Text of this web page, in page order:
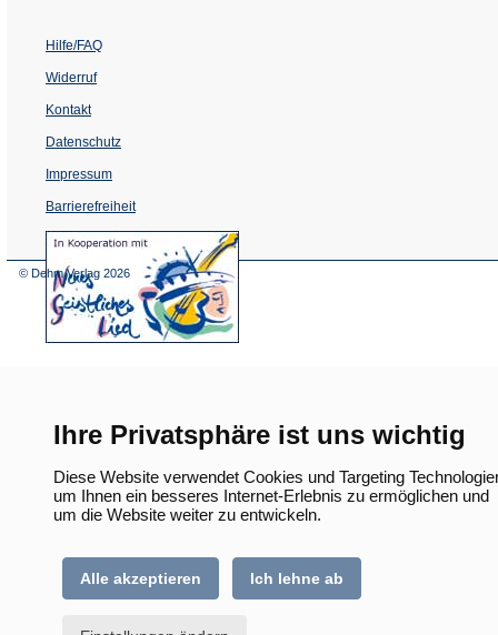
Ihre Privatsphäre ist uns wichtig
Diese Website verwendet Cookies und Targeting
um Ihnen ein besseres Internet-Erlebnis zu ermöglichen und
um die Website weiter zu entwickeln.
Alle akzeptieren Ich lehne ab
Hilfe/FAQ
Widerruf
Kontakt
Datenschutz
Impressum
Barrierefreiheit
(Öffnet
in
© Dehm Verlag 2026